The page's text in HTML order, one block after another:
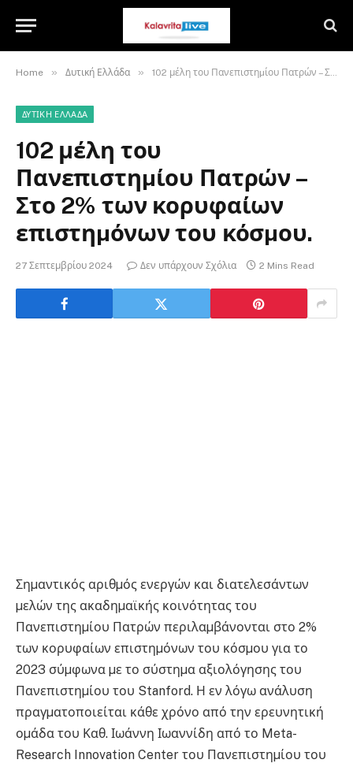
Home » Δυτική Ελλάδα » 102 μέλη του Πανεπιστηµίου Πατρών – Στο 2% των κορυφαίων επιστηµόνων του κόσµου.
ΔΥΤΙΚΉ ΕΛΛΆΔΑ
102 μέλη του
Πανεπιστηµίου Πατρών –
Στο 2% των κορυφαίων
επιστηµόνων του κόσµου.
27 Σεπτεμβρίου 2024 Δεν υπάρχουν Σχόλια 2 Mins Read
Σηµαντικός αριθµός ενεργών και διατελεσάντων
µελών της ακαδηµαϊκής κοινότητας του
Πανεπιστηµίου Πατρών περιλαµβάνονται στο 2%
των κορυφαίων επιστηµόνων του κόσµου για το
2023 σύµφωνα µε το σύστηµα αξιολόγησης του
Πανεπιστηµίου του Stanford. Η εν λόγω ανάλυση
πραγµατοποιείται κάθε χρόνο από την ερευνητική
οµάδα του Καθ. Ιωάννη Ιωαννίδη από το Meta-
Research Innovation Center του Πανεπιστηµίου του